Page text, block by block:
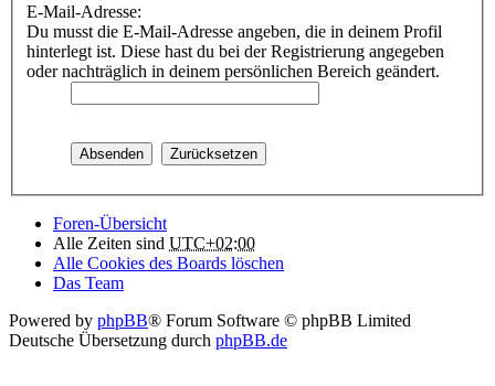
E-Mail-Adresse:
Du musst die E-Mail-Adresse angeben, die in deinem Profil
hinterlegt ist. Diese hast du bei der Registrierung angegeben
oder nachträglich in deinem persönlichen Bereich geändert.
Foren-Übersicht
Alle Zeiten sind UTC+02:00
Alle Cookies des Boards löschen
Das Team
Powered by phpBB® Forum Software © phpBB Limited
Deutsche Übersetzung durch phpBB.de